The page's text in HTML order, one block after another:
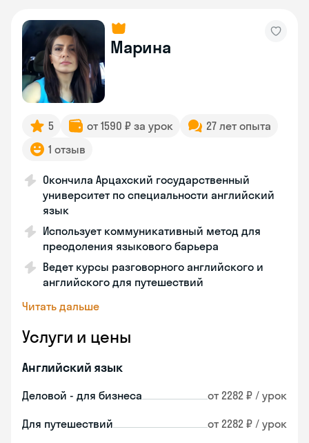
Марина
5 от 1590 ₽ за урок
27 лет опыта
1 отзыв
Окончила Арцахский государственный
университет по специальности английский
язык
Использует коммуникативный метод для
преодоления языкового барьера
Ведет курсы разговорного английского и
английского для путешествий
Читать дальше
Услуги и цены
Английский язык
Деловой - для бизнеса от 2282 ₽ / урок
Для путешествий от 2282 ₽ / урок